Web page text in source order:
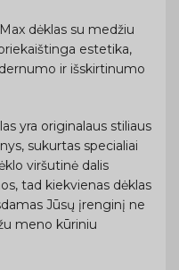
dėklas su medžiu
estetika,
ir išskirtinumo
yra originalaus stiliaus
sukurtas specialiai
viršutinė dalis
tad kiekvienas dėklas
Jūsų įrenginį ne
meno kūriniu